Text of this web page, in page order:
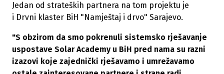
Jedan od strateških partnera na tom projektu je
i Drvni klaster BiH "Namještaj i drvo" Sarajevo.
"S obzirom da smo pokrenuli sistemsko rješavanje
uspostave Solar Academy u BiH pred nama su razni
izazovi koje zajednički rješavamo i umrežavamo